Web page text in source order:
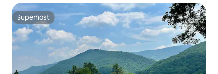
Superhost
Superhost